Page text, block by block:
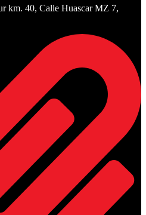
km. 40, Calle Huascar MZ 7,